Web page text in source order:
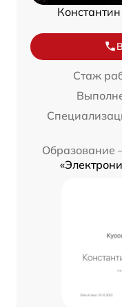
Стаж
Образование